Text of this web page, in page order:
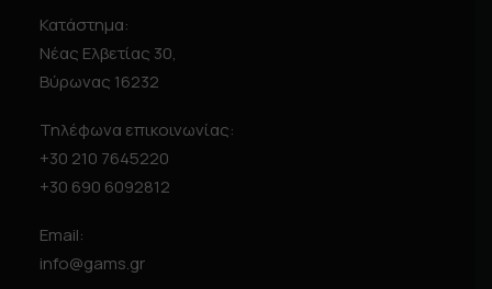
Κατάστημα:
Νέας Ελβετίας 30,
Βύρωνας 16232
Τηλέφωνα επικοινωνίας:
+30 210 7645220
+30 690 6092812
Email:
info@gams.gr